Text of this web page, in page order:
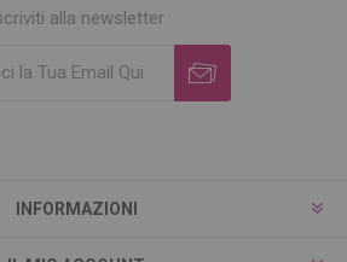
alla newsletter
INFORMAZIONI